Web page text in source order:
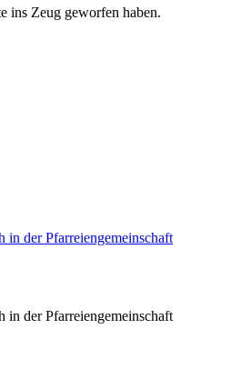
ins Zeug geworfen haben.
der Pfarreiengemeinschaft
der Pfarreiengemeinschaft